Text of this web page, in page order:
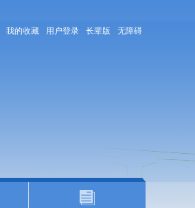
我的收藏 用户登录 长辈版 无障碍